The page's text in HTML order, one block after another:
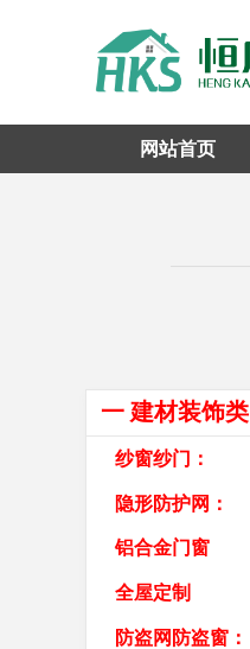
网站首页
一 建材装饰类
纱窗纱门：
隐形防护网：
铝合金门窗
全屋定制
防盗网防盗窗：